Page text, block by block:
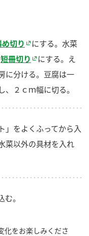
め切り
にする。水菜
短冊切り
にする。え
に分ける。豆腐は一
、２ｃｍ幅に切る。
」をよくふってから入
菜以外の具材を入れ
。
化をお楽しみくださ